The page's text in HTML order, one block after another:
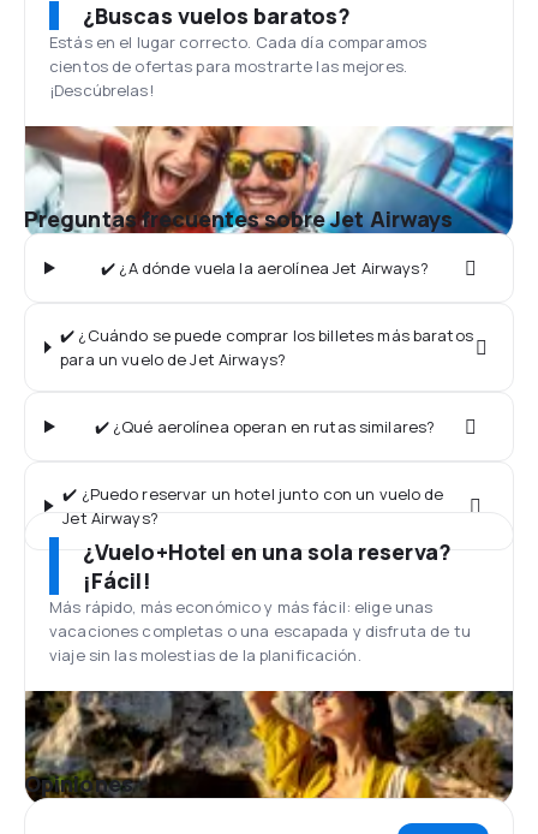
¿Buscas vuelos baratos?
Estás en el lugar correcto. Cada día comparamos
cientos de ofertas para mostrarte las mejores.
¡Descúbrelas!
Preguntas frecuentes sobre Jet Airways
✔️ ¿A dónde vuela la aerolínea Jet Airways?
✔️ ¿Cuándo se puede comprar los billetes más baratos
para un vuelo de Jet Airways?
✔️ ¿Qué aerolínea operan en rutas similares?
✔️ ¿Puedo reservar un hotel junto con un vuelo de
Jet Airways?
¿Vuelo+Hotel en una sola reserva?
¡Fácil!
Más rápido, más económico y más fácil: elige unas
vacaciones completas o una escapada y disfruta de tu
viaje sin las molestias de la planificación.
Opiniones